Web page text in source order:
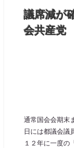
議席減が
会共産党
通常国会会期末
日には都議会議
１２年に一度の